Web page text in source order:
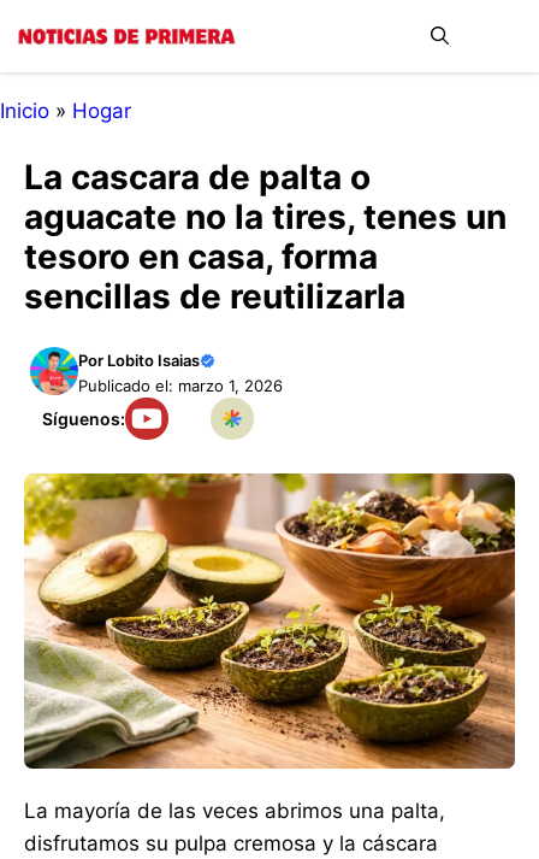
contenido
Inicio » Hogar
La cascara de palta o
aguacate no la tires, tenes un
tesoro en casa, forma
sencillas de reutilizarla
Por Lobito Isaias
Publicado el: marzo 1, 2026
Síguenos:
La mayoría de las veces abrimos una palta,
disfrutamos su pulpa cremosa y la cáscara